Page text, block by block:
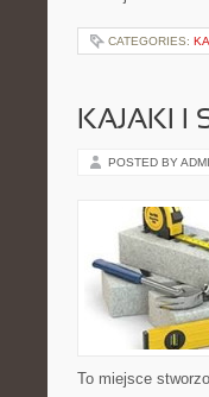
CATEGORIES:
KAJAKI I
POSTED BY
To miejsce